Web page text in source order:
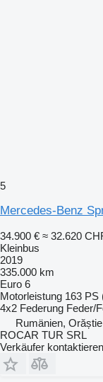
5
Mercedes-Benz
34.900 € ≈ 32.620
Kleinbus
2019
335.000 km
Euro 6
Motorleistung 163 PS
4x2 Federung Feder/
Rumänien, Orăștie
ROCAR TUR SRL
Verkäufer kontaktieren